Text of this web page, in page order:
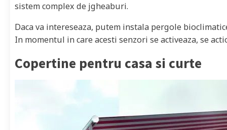
sistem complex de jgheaburi.
Daca va intereseaza, putem instala pergole
In momentul in care acesti senzori se activeaza, se
Copertine pentru casa si curte